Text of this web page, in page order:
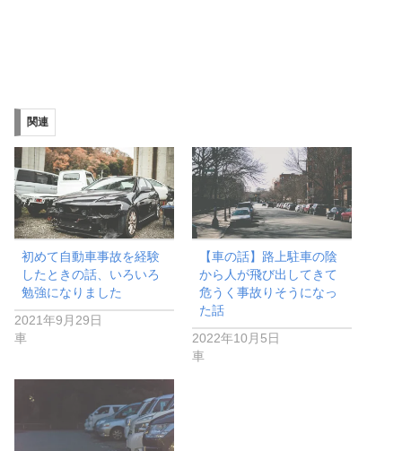
関連
初めて自動車事故を経験
したときの話、いろいろ
勉強になりました
2021年9月29日
車
【車の話】路上駐車の陰
から人が飛び出してきて
危うく事故りそうになっ
た話
2022年10月5日
車